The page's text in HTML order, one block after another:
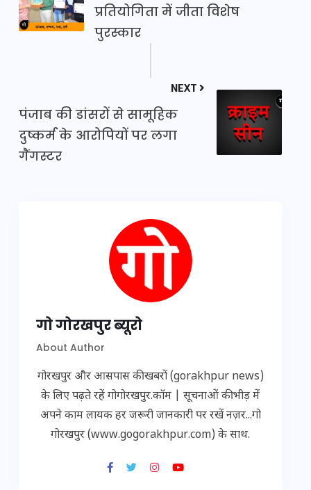
प्रतियोगिता में जीता विशेष
पुरस्कार
NEXT
पंजाब की डांसरों से सामूहिक
दुष्कर्म के आरोपियों पर लगा
गैंगस्टर
गो गोरखपुर ब्यूरो
About Author
गोरखपुर और आसपास की खबरों (gorakhpur news)
के लिए पढ़ते रहें गोगोरखपुर.कॉम | सूचनाओं की भीड़ में
अपने काम लायक हर जरूरी जानकारी पर रखें नज़र...गो
गोरखपुर (www.gogorakhpur.com) के साथ.